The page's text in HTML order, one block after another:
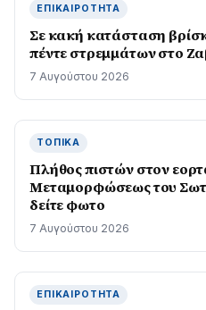
ΕΠΙΚΑΙΡΌΤΗΤΑ
Σε κακή κατάσταση
πέντε
7 Αυγούστου 2026
ΤΟΠΙΚΆ
Πλήθος πιστών στον
Μεταμορφώσεως του
δείτε φωτο
7 Αυγούστου 2026
ΕΠΙΚΑΙΡΌΤΗΤΑ